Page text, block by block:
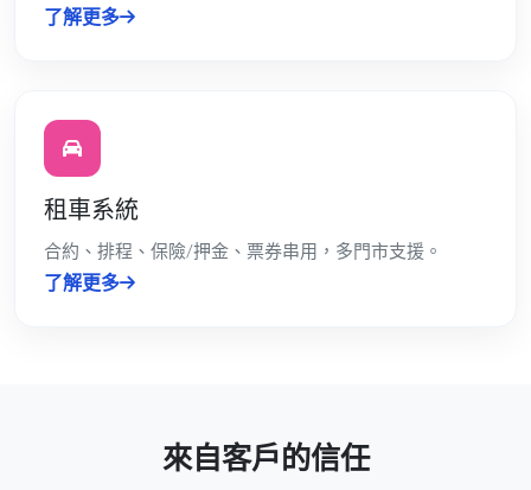
了解更多
租車系統
合約、排程、保險/押金、票券串用，多門市支援。
了解更多
來自客戶的信任